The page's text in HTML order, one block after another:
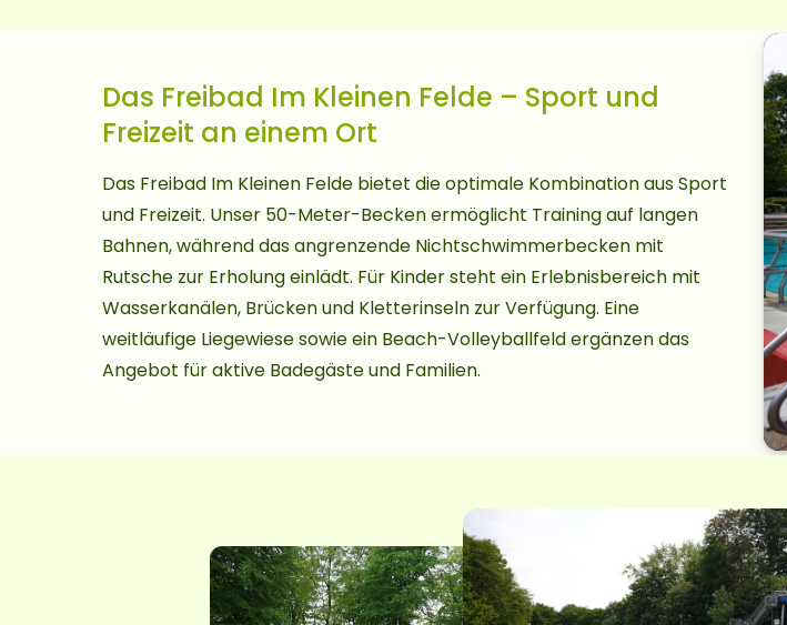
Das Freibad Im Kleinen Felde – Sport und
Freizeit an einem Ort
Das Freibad Im Kleinen Felde bietet die optimale Kombination aus Sport
und Freizeit. Unser 50-Meter-Becken ermöglicht Training auf langen
Bahnen, während das angrenzende Nichtschwimmerbecken mit
Rutsche zur Erholung einlädt. Für Kinder steht ein Erlebnisbereich mit
Wasserkanälen, Brücken und Kletterinseln zur Verfügung. Eine
weitläufige Liegewiese sowie ein Beach-Volleyballfeld ergänzen das
Angebot für aktive Badegäste und Familien.